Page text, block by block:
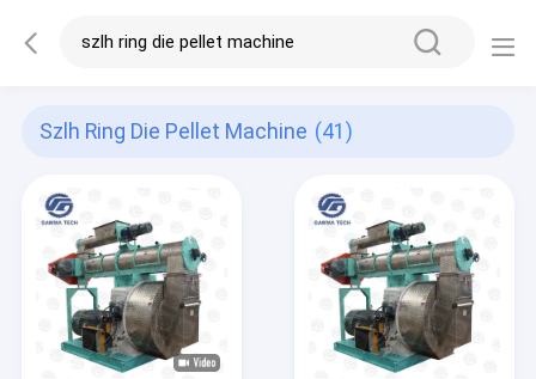
Szlh Ring Die Pellet Machine (41)